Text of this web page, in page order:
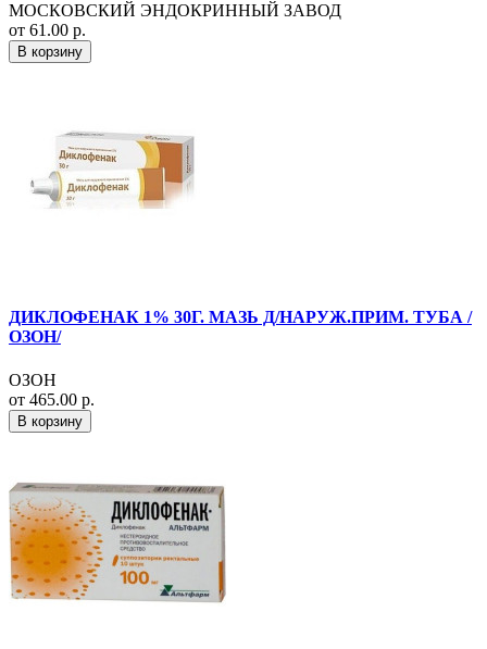
МОСКОВСКИЙ ЭНДОКРИННЫЙ ЗАВОД
от 61.00 р.
В корзину
ДИКЛОФЕНАК 1% 30Г. МАЗЬ Д/НАРУЖ.ПРИМ. ТУБА /
ОЗОН/
ОЗОН
от 465.00 р.
В корзину